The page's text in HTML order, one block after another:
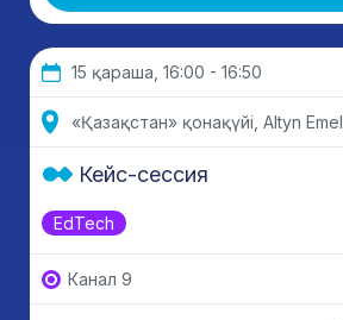
15 қараша, 16:00 - 16:50
«Қазақ­стан» қонақүйi, Altyn Emel
EdTech
Кейс-сессия
Канал 9